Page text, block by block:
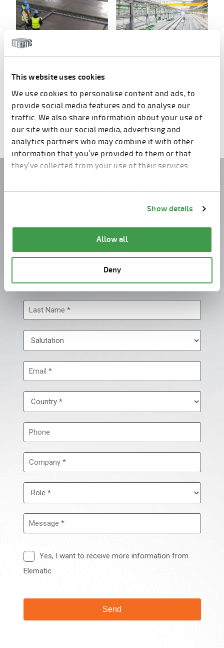
This website uses cookies
We use cookies to personalise content and ads, to
provide social media features and to analyse our
traffic. We also share information about your use of
our site with our social media, advertising and
analytics partners who may combine it with other
information that you’ve provided to them or that
they’ve collected from your use of their services.
You can change cookie preferences from the
Show details
Allow all
Deny
Bahn E9
1 2 3 4 5 6 7 Weiter
Kontaktieren Sie uns!